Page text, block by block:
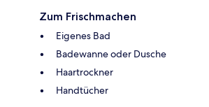
Zum Frischmachen
Eigenes Bad
Badewanne oder Dusche
Haartrockner
Handtücher